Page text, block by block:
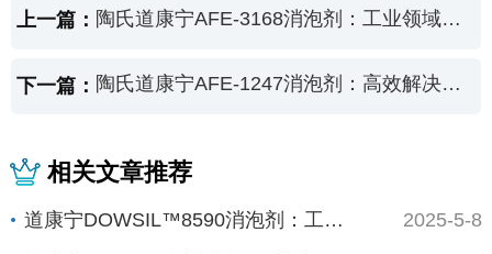
上一篇： 陶氏道康宁AFE-3168消泡剂：工业领域的"泡沫终结者"，助力高效生产新突破
下一篇： 陶氏道康宁AFE-1247消泡剂：高效解决工业泡沫难题，助力生产效能跃升
相关文章推荐
道康宁DOWSIL™8590消泡剂：工业高效... 2025-5-8